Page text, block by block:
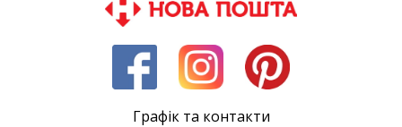
Графік та контакти